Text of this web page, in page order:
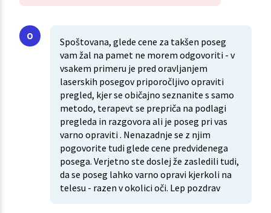
Spoštovana, glede cene za takšen poseg
vam žal na pamet ne morem odgovoriti - v
vsakem primeru je pred oravljanjem
laserskih posegov priporočljivo opraviti
pregled, kjer se običajno seznanite s samo
metodo, terapevt se prepriča na podlagi
pregleda in razgovora ali je poseg pri vas
varno opraviti . Nenazadnje se z njim
pogovorite tudi glede cene predvidenega
posega. Verjetno ste doslej že zasledili tudi,
da se poseg lahko varno opravi kjerkoli na
telesu - razen v okolici oči. Lep pozdrav